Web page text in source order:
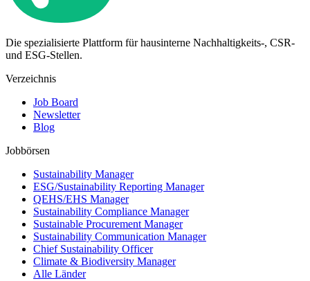
Die spezialisierte Plattform für hausinterne Nachhaltigkeits-, CSR-
und ESG-Stellen.
Verzeichnis
Job Board
Newsletter
Blog
Jobbörsen
Sustainability Manager
ESG/Sustainability Reporting Manager
QEHS/EHS Manager
Sustainability Compliance Manager
Sustainable Procurement Manager
Sustainability Communication Manager
Chief Sustainability Officer
Climate & Biodiversity Manager
Alle Länder